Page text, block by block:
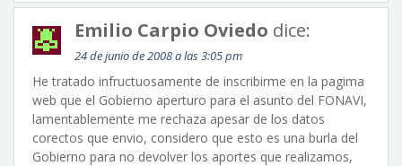
Emilio Carpio Oviedo dice:
24 de junio de 2008 a las 3:05 pm
He tratado infructuosamente de inscribirme en la pagima
web que el Gobierno aperturo para el asunto del FONAVI,
lamentablemente me rechaza apesar de los datos
corectos que envio, considero que esto es una burla del
Gobierno para no devolver los aportes que realizamos,